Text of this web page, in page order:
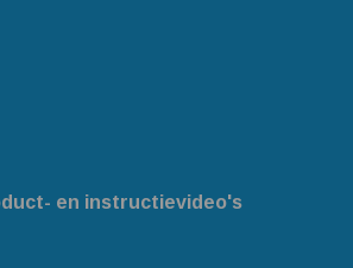
en instructievideo's